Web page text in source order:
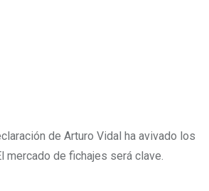
de Arturo Vidal ha avivado los
de fichajes será clave.